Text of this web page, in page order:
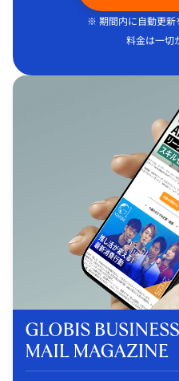
※ 期間内に自動更新
料金は一切